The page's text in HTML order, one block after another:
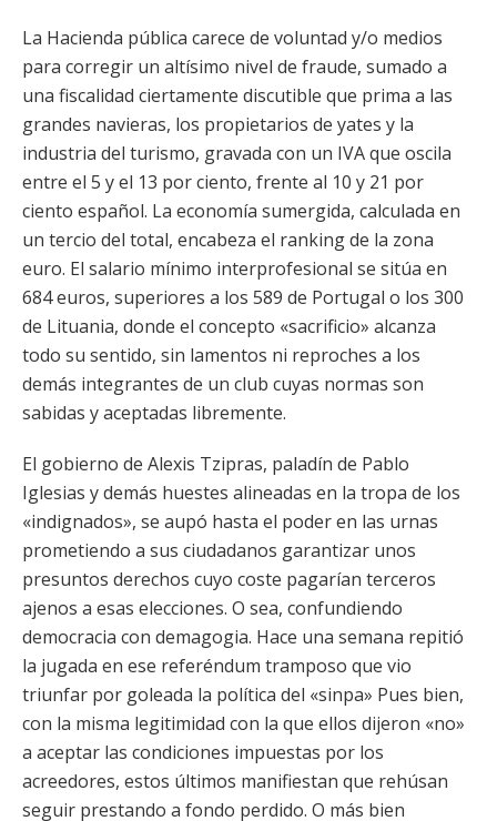
La Hacienda pública carece de voluntad y/o medios
para corregir un altísimo nivel de fraude, sumado a
una fiscalidad ciertamente discutible que prima a las
grandes navieras, los propietarios de yates y la
industria del turismo, gravada con un IVA que oscila
entre el 5 y el 13 por ciento, frente al 10 y 21 por
ciento español. La economía sumergida, calculada en
un tercio del total, encabeza el ranking de la zona
euro. El salario mínimo interprofesional se sitúa en
684 euros, superiores a los 589 de Portugal o los 300
de Lituania, donde el concepto «sacrificio» alcanza
todo su sentido, sin lamentos ni reproches a los
demás integrantes de un club cuyas normas son
sabidas y aceptadas libremente.
El gobierno de Alexis Tzipras, paladín de Pablo
Iglesias y demás huestes alineadas en la tropa de los
«indignados», se aupó hasta el poder en las urnas
prometiendo a sus ciudadanos garantizar unos
presuntos derechos cuyo coste pagarían terceros
ajenos a esas elecciones. O sea, confundiendo
democracia con demagogia. Hace una semana repitió
la jugada en ese referéndum tramposo que vio
triunfar por goleada la política del «sinpa» Pues bien,
con la misma legitimidad con la que ellos dijeron «no»
a aceptar las condiciones impuestas por los
acreedores, estos últimos manifiestan que rehúsan
seguir prestando a fondo perdido. O más bien